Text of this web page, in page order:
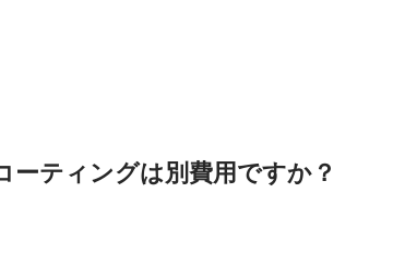
ーティングは別費用ですか？